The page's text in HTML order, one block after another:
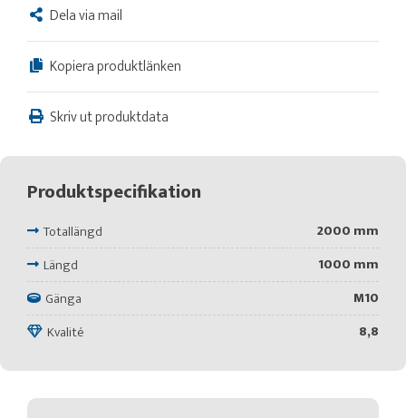
Dela via mail
Kopiera produktlänken
Skriv ut produktdata
Produktspecifikation
Totallängd
2000 mm
Längd
1000 mm
Gänga
M10
Kvalité
8,8